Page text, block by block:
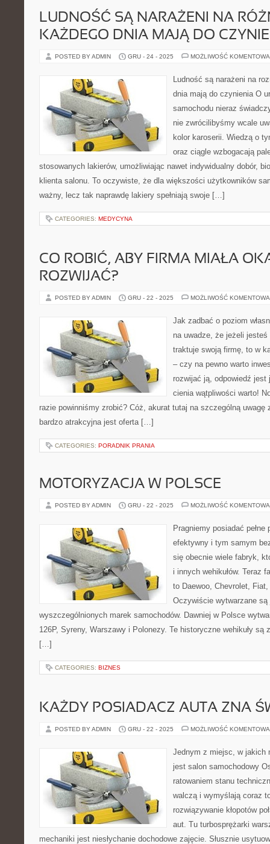
LUDNOŚĆ SĄ NARAŻENI NA
KAŻDEGO DNIA MAJĄ DO
POSTED BY ADMIN GRU - 24 - 2025 MOŻLIWOŚĆ
Ludność są narażeni na
dnia mają do czynienia O
samochodu nieraz
nie zwrócilibyśmy wcale
kolor karoserii. Wiedzą o
oraz ciągle wzbogacają
stosowanych lakierów, umożliwiając nawet indywidualny dobór,
klienta salonu. To oczywiste, że dla większości użytkowników
ważny, lecz tak naprawdę lakiery spełniają swoje […]
CATEGORIES: MEDYCYNA
CO ROBIĆ, ABY FIRMA MIAŁA
ROZWIJAĆ?
POSTED BY ADMIN GRU - 22 - 2025 MOŻLIWOŚĆ
Jak zadbać o poziom
na uwadze, że jeżeli
traktuje swoją firmę, to w
– czy na pewno warto
rozwijać ją, odpowiedź
cienia wątpliwości warto!
razie powinniśmy zrobić? Cóż, akurat tutaj na szczególną uwagę
bardzo atrakcyjna jest oferta […]
CATEGORIES: PORADNIK PRANIA
MOTORYZACJA W POLSCE
POSTED BY ADMIN GRU - 22 - 2025 MOŻLIWOŚĆ
Pragniemy posiadać
efektywny i tym samym
się obecnie wiele fabryk,
i innych wehikułów. Teraz
to Daewoo, Chevrolet,
Oczywiście wytwarzane
wyszczególnionych marek samochodów. Dawniej w Polsce
126P, Syreny, Warszawy i Polonezy. Te historyczne wehikuły są
[…]
CATEGORIES: BIZNES
KAŻDY POSIADACZ AUTA ZNA
POSTED BY ADMIN GRU - 22 - 2025 MOŻLIWOŚĆ
Jednym z miejsc, w jakich
jest salon samochodowy
ratowaniem stanu
walczą i wymyślają coraz
rozwiązywanie kłopotów
aut. Tu turbosprężarki
mechaniki jest niesłychanie dochodowe zajęcie. Słusznie